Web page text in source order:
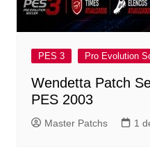
PES 3 Pro Evolution
Wendetta Patch
PES 2003
Master Patchs 1